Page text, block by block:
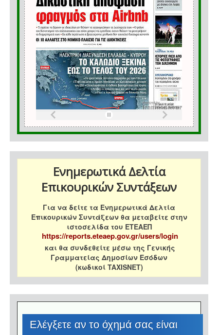
Ενημερωτικά Δελτία
Επικουρικών Συντάξεων
Για να δείτε τα Ενημερωτικά Δελτία
Επικουρικών Συντάξεων θα μεταβείτε στην
ιστοσελίδα του ΕΤΕΑΕΠ
https://reports.eteaep.gov.gr/users/login
και θα συνδεθείτε μέσω της Γενικής
Γραμματείας Δημοσίων Εσόδων
(κωδικοί TAXISNET)
Eλέγξετε αν το όχημά σας είναι